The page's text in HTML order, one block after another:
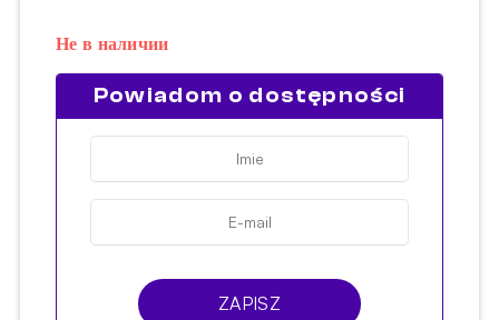
Не в наличии
Powiadom o dostępności
ZAPISZ